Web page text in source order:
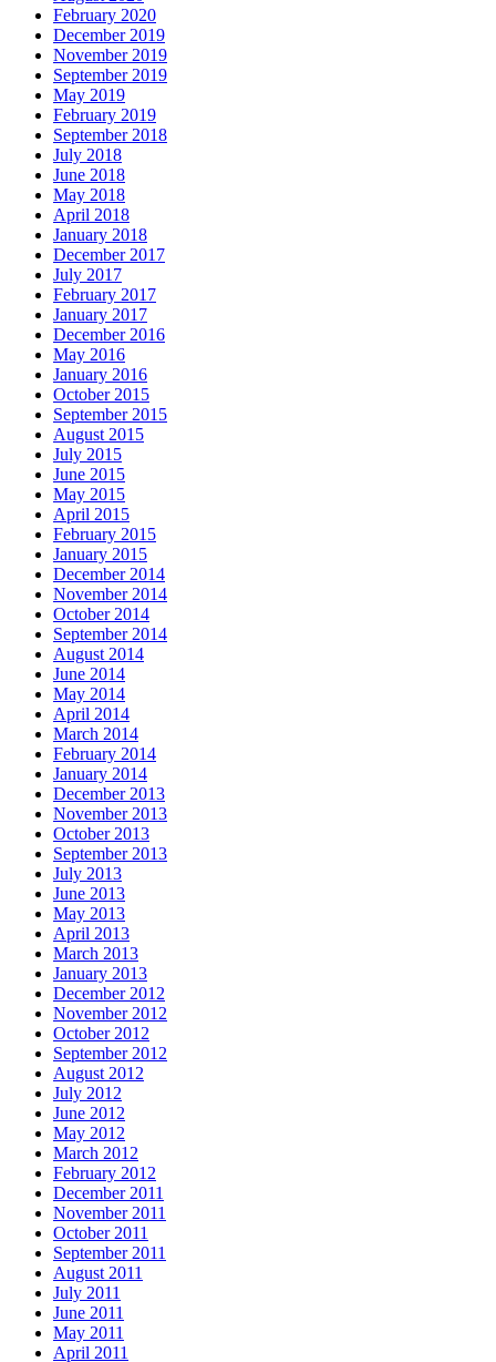
February 2020
December 2019
November 2019
September 2019
May 2019
February 2019
September 2018
July 2018
June 2018
May 2018
April 2018
January 2018
December 2017
July 2017
February 2017
January 2017
December 2016
May 2016
January 2016
October 2015
September 2015
August 2015
July 2015
June 2015
May 2015
April 2015
February 2015
January 2015
December 2014
November 2014
October 2014
September 2014
August 2014
June 2014
May 2014
April 2014
March 2014
February 2014
January 2014
December 2013
November 2013
October 2013
September 2013
July 2013
June 2013
May 2013
April 2013
March 2013
January 2013
December 2012
November 2012
October 2012
September 2012
August 2012
July 2012
June 2012
May 2012
March 2012
February 2012
December 2011
November 2011
October 2011
September 2011
August 2011
July 2011
June 2011
May 2011
April 2011